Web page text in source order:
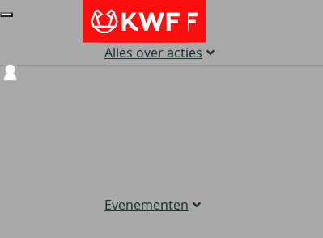
Alles over acties
Evenementen